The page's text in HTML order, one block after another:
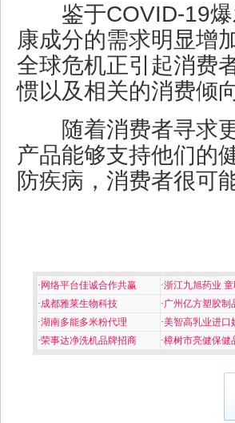
鉴于COVID-19爆
康成分的需求明显增
全球危机正引起消费
惯以及相关的消费倾向
随着消费者寻求更
产品能够支持他们的
防疾病，消费者很可
· 网络平台佳诚合作共赢 ·浙江九旭药业
·成都雅莱生物科技 ·广州亿方塑胶制
·湖南多能多米粉代理 ·美智高乳业进口
·荣事达净洗机品牌招商 ·樟树市亮健保健